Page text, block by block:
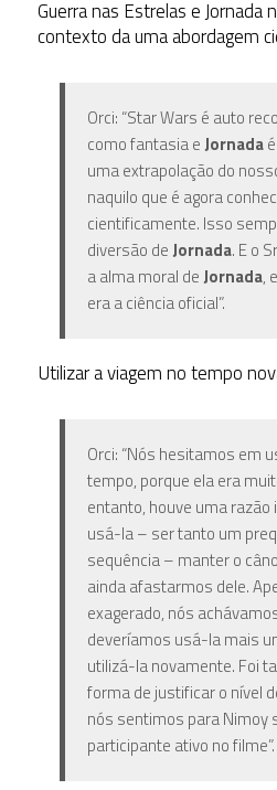
Guerra nas Estrelas e Jornada
contexto da uma abordagem
Orci: “Star Wars é auto
como fantasia e Jornadaé
uma extrapolação do
naquilo que é agora
cientificamente. Isso
diversão de Jornada. E o
a alma moral de Jornada,
era a ciência oficial”.
Utilizar a viagem no tempo
Orci: “Nós hesitamos em
tempo, porque ela era
entanto, houve uma
usá-la – ser tanto um
sequência – manter o
ainda afastarmos dele.
exagerado, nós
deveríamos usá-la mais
utilizá-la novamente. Foi
forma de justificar o nível
nós sentimos para Nimoy
participante ativo no filme”.